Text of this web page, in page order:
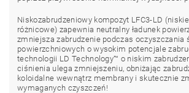
Niskozabrudzeniowy kompozyt LFC3-LD
różnicowe) zapewnia neutralny ładunek
zmniejsza zabrudzenie podczas oczyszczania
powierzchniowych o wysokim potencjale
technologii LD Technology™ o niskim
ciśnienia ulega zmniejszeniu, obniżając
koloidalne wewnątrz membrany i skutecznie
wymaganych czyszczeń!